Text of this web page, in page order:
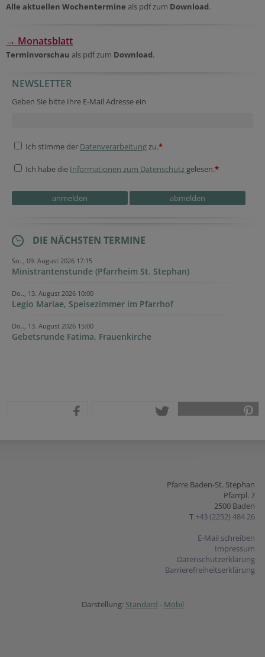
Alle aktuellen Wochentermine als pdf zum Download.
→ Monatsblatt
Terminvorschau als pdf zum Download.
NEWSLETTER
Geben Sie bitte Ihre E-Mail Adresse ein
Ich stimme der Datenverarbeitungzu.*
Ich habe die Informationen zum Datenschutz gelesen.*
DIE NÄCHSTEN TERMINE
So.., 09. August 2026 17:15
Ministrantenstunde (Pfarrheim St. Stephan)
Do.., 13. August 2026 10:00
Legio Mariae, Speisezimmer im Pfarrhof
Do.., 13. August 2026 15:00
Gebetsrunde Fatima, Frauenkirche
Pfarre Baden-St. Stephan
Pfarrpl. 7
2500 Baden
T +43 (2252) 484 26
E-Mail schreiben
Impressum
Datenschutzerklärung
Barrierefreiheitserklärung
Darstellung: Standard - Mobil